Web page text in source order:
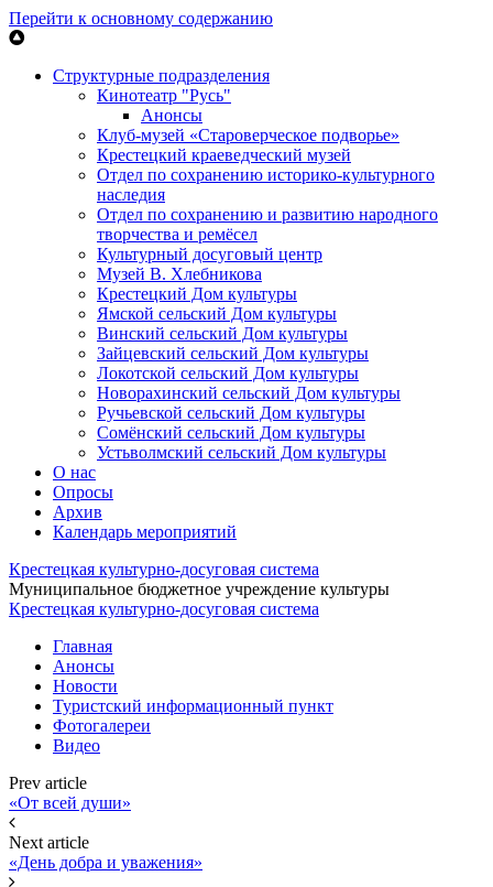
Перейти к основному содержанию
Структурные подразделения
Кинотеатр "Русь"
Анонсы
Клуб-музей «Староверческое подворье»
Крестецкий краеведческий музей
Отдел по сохранению историко-культурного
наследия
Отдел по сохранению и развитию народного
творчества и ремёсел
Культурный досуговый центр
Музей В. Хлебникова
Крестецкий Дом культуры
Ямской сельский Дом культуры
Винский сельский Дом культуры
Зайцевский сельский Дом культуры
Локотской сельский Дом культуры
Новорахинский сельский Дом культуры
Ручьевской сельский Дом культуры
Сомёнский сельский Дом культуры
Устьволмский сельский Дом культуры
О нас
Опросы
Архив
Календарь мероприятий
Крестецкая культурно-досуговая система
Муниципальное бюджетное учреждение культуры
Крестецкая культурно-досуговая система
Главная
Анонсы
Новости
Туристский информационный пункт
Фотогалереи
Видео
Prev article
«От всей души»
Next article
«День добра и уважения»